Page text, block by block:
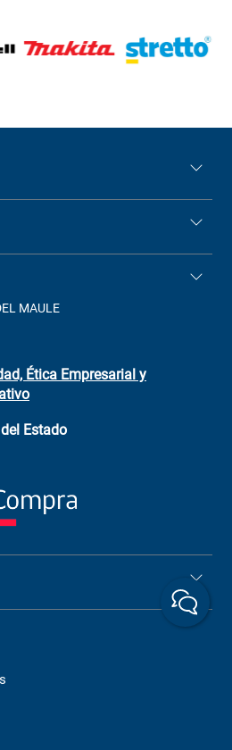
+(73) 256
MAULE
Ética Empresarial y
Estado